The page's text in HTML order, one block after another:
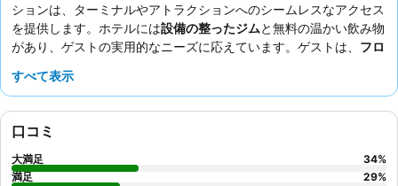
ションは、ターミナルやアトラクションへのシームレスなアクセス
を提供します。ホテルには設備の整ったジムと無料の温かい飲み物
があり、ゲストの実用的なニーズに応えています。ゲストは、 フロ
らも無料の朝食は便利なサービスです。最適な快適さのために、安
すべて表示
口コミ
大満足 34%
満足
29%